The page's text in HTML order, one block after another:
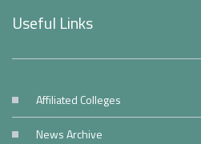
Useful Links
Affiliated Colleges
News Archive